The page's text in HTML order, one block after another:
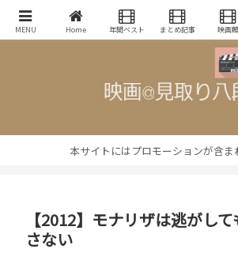
映画批評・レビューブログ
本サイトにはプロモーションが含ま
【2012】モナリザは逃がし
さない
MENU Home 年間ベスト まとめ記事 映画館